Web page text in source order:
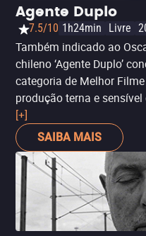
Agente Duplo
7.5/10 1h24min Livre
Também indicado ao Oscar de
chileno ‘Agente Duplo’
categoria de Melhor
produção terna e
ficção para retratar a vida
repouso, a pretexto de
um detetive particular.
[+]
SAIBA MAIS